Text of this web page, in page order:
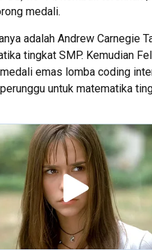
medali.
adalah Andrew Carnegie
tingkat SMP. Kemudian
emas lomba coding
untuk matematika